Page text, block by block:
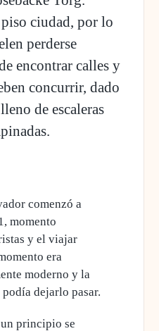
ciudad, por lo
perderse
encontrar calles y
concurrir, dado
de escaleras
comenzó a
, momento
y el viajar
era
moderno y la
dejarlo pasar.
principio se